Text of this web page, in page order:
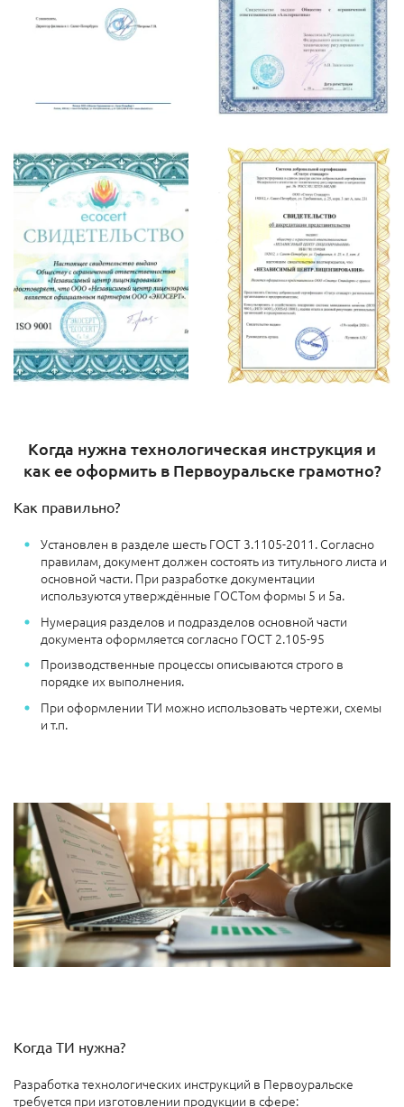
Когда нужна технологическая инструкция и
как ее оформить в Первоуральске грамотно?
Как правильно?
Установлен в разделе шесть ГОСТ 3.1105-2011. Согласно
правилам, документ должен состоять из титульного листа и
основной части. При разработке документации
используются утверждённые ГОСТом формы 5 и 5а.
Нумерация разделов и подразделов основной части
документа оформляется согласно ГОСТ 2.105-95
Производственные процессы описываются строго в
порядке их выполнения.
При оформлении ТИ можно использовать чертежи, схемы
и т.п.
Когда ТИ нужна?
Разработка технологических инструкций в Первоуральске
требуется при изготовлении продукции в сфере: